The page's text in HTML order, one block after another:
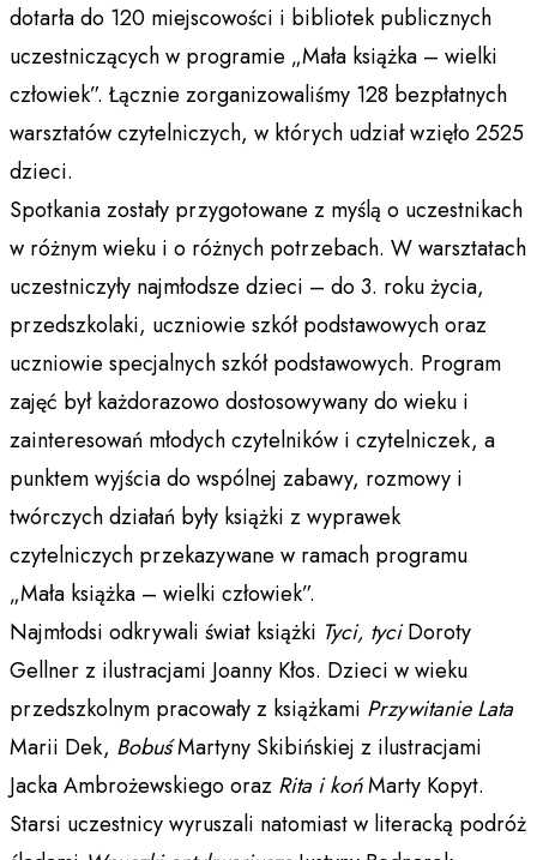
dotarła do 120 miejscowości i bibliotek publicznych
uczestniczących w programie „Mała książka – wielki
człowiek”. Łącznie zorganizowaliśmy 128 bezpłatnych
warsztatów czytelniczych, w których udział wzięło 2525
dzieci.
Spotkania zostały przygotowane z myślą o uczestnikach
w różnym wieku i o różnych potrzebach. W warsztatach
uczestniczyły najmłodsze dzieci – do 3. roku życia,
przedszkolaki, uczniowie szkół podstawowych oraz
uczniowie specjalnych szkół podstawowych. Program
zajęć był każdorazowo dostosowywany do wieku i
zainteresowań młodych czytelników i czytelniczek, a
punktem wyjścia do wspólnej zabawy, rozmowy i
twórczych działań były książki z wyprawek
czytelniczych przekazywane w ramach programu
„Mała książka – wielki człowiek”.
Najmłodsi odkrywali świat książki Tyci, tyciDoroty
Gellner z ilustracjami Joanny Kłos. Dzieci w wieku
przedszkolnym pracowały z książkami Przywitanie Lata
Marii Dek, BobuśMartyny Skibińskiej z ilustracjami
Jacka Ambrożewskiego oraz Rita i końMarty Kopyt.
Starsi uczestnicy wyruszali natomiast w literacką podróż